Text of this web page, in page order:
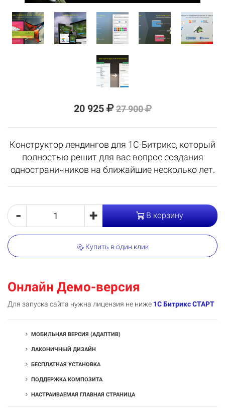
20 925 27 900
Конструктор лендингов для 1С-Битрикс, который
полностью решит для вас вопрос создания
одностраничников на ближайшие несколько лет.
- + В корзину
Купить в один клик
Онлайн Демо-версия
Для запуска сайта нужна лицензия не ниже 1С Битрикс СТАРТ
МОБИЛЬНАЯ ВЕРСИЯ (АДАПТИВ)
ЛАКОНИЧНЫЙ ДИЗАЙН
БЕСПЛАТНАЯ УСТАНОВКА
ПОДДЕРЖКА КОМПОЗИТА
НАСТРАИВАЕМАЯ ГЛАВНАЯ СТРАНИЦА